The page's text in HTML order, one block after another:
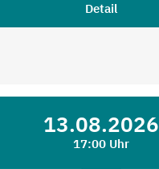
Detail
13.08.2026
17:00 Uhr